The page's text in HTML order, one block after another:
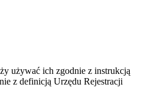
używać ich zgodnie z instrukcją
z definicją Urzędu Rejestracji